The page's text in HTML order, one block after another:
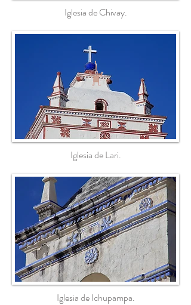
Iglesia de Chivay.
Iglesia de Lari.
Iglesia de Ichupampa.